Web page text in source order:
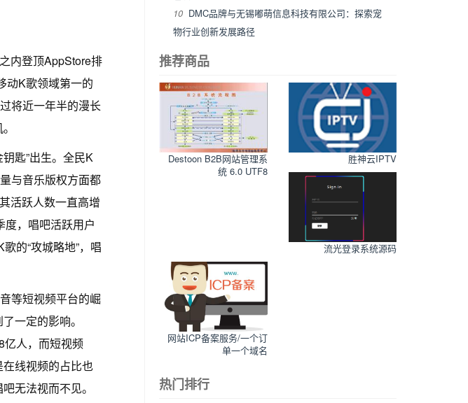
内登顶AppStore排
动K歌领域第一的
将近一年半的漫长
匙”出生。全民K
与音乐版权方面都
活跃人数一直高增
，唱吧活跃用户
的“攻城略地”，唱
等短视频平台的崛
一定的影响。
亿人，而短视频
线视频的占比也
无法视而不见。
10 DMC品牌与无锡嘟萌信息科技有限公司：探索宠
物行业创新发展路径
推荐商品
Destoon B2B网站管理系
统 6.0 UTF8
胜神云IPTV
流光登录系统源码
网站ICP备案服务/一个订
单一个域名
热门排行